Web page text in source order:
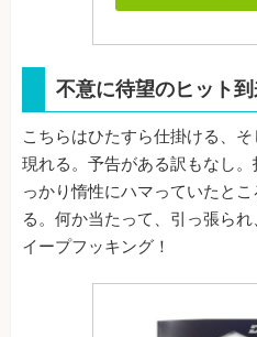
不意に待望のヒット到
こちらはひたすら仕掛ける、
現れる。予告がある訳もなし
っかり惰性にハマっていたと
る。何か当たって、引っ張ら
イープフッキング！